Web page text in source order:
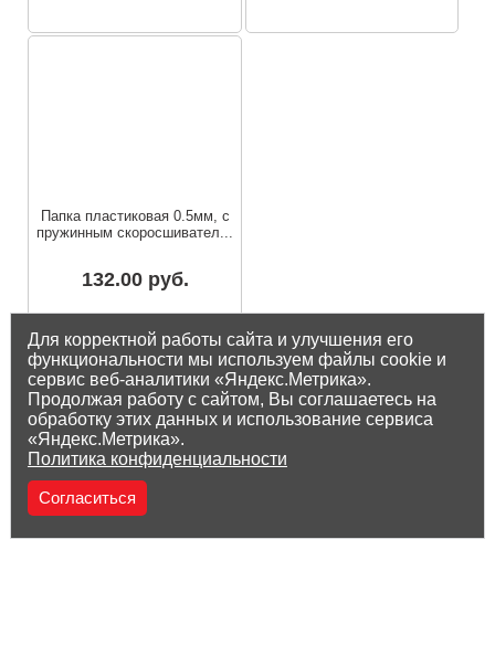
Папка пластиковая 0.5мм, с
пружинным скоросшивател...
132.00 руб.
Для корректной работы сайта и улучшения его
функциональности мы используем файлы cookie и
сервис веб-аналитики «Яндекс.Метрика».
Продолжая работу с сайтом, Вы соглашаетесь на
обработку этих данных и использование сервиса
«Яндекс.Метрика».
Политика конфиденциальности
Согласиться